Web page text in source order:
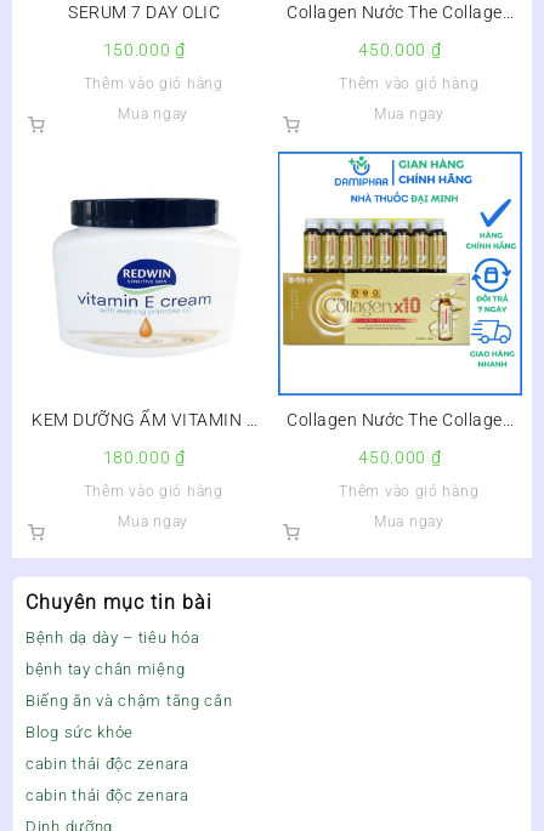
Chuyên mục tin bài
Bệnh dạ dày – tiêu hóa
bệnh tay chân miệng
Biếng ăn và chậm tăng cân
Blog sức khỏe
cabin thải độc zenara
cabin thải độc zenara
Dinh dưỡng
SERUM 7 DAY OLIC
150.000₫
Thêm vào giỏ hàng
Mua ngay
Collagen Nước The Collagen
Tăng Đàn Hồi Cho Da
450.000 ₫
Thêm vào giỏ hàng
Mua ngay
KEM DƯỠNG ẨM VITAMIN E
180.000₫
Thêm vào giỏ hàng
Mua ngay
Collagen Nước The Collagen
Tăng Đàn Hồi Cho Da –
450.000 ₫
Thêm vào giỏ hàng
Mua ngay